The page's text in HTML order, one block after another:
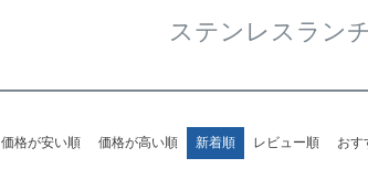
ステンレスラン
価格が安い順 価格が高い順 新着順 レビュー順 おす